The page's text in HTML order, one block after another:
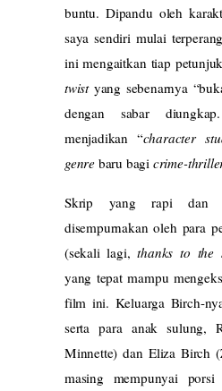
buntu. Dipandu oleh
saya sendiri mulai
ini mengaitkan tiap
twistyang sebenarnya
dengan sabar
menjadikan “character
genre baru bagi crime-
Skrip yang rapi
disempurnakan oleh para
(sekali lagi,thanks to the
yang tepat mampu
film ini. Keluarga Birch-
serta para anak sulung,
Minnette) dan Eliza Birch
masing mempunyai